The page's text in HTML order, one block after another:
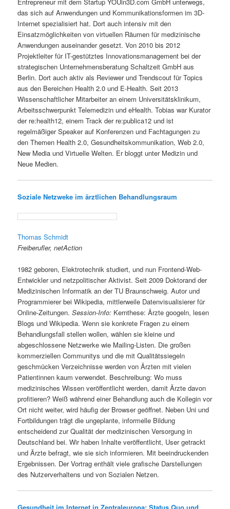
das sich auf Anwendungen und Kommunikationsformen im 3D-
Internet spezialisiert hat. Dort auch intensiv mit den
Einsatzmöglichkeiten von virtuellen Räumen für medizinische
Anwendungen auseinander gesetzt. Von 2010 bis 2012
Projektleiter für IT-gestütztes Innovationsmanagement bei der
strategischen Unternehmensberatung Schaltzeit GmbH aus
Berlin. Dort auch aktiv als Reviewer und Trendscout für Topics
aus den Bereichen Health 2.0 und E-Health. Seit 2013
Wissenschaftlicher Mitarbeiter an einem Universitätsklinikum,
Arbeitsschwerpunkt Telemedizin und eHealth. Tobias war Kurator
der re:health12, einem Track der re:publica12 und ist
regelmäßiger Speaker auf Konferenzen und Fachtagungen zu
den Themen Health 2.0, Gesundheitskommunikation, Web 2.0,
New Media und Virtuelle Welten. Er bloggt unter Medizin und
Neue Medien.
Soziale Netzweke im ärztlichen Behandlungsraum
Thomas Schmidt
Freiberufler, netAction
1982 geboren, Elektrotechnik studiert, und nun Frontend-Web-
Entwickler und netzpolitischer Aktivist. Seit 2009 Doktorand der
Medizinischen Informatik an der TU Braunschweig. Autor und
Programmierer bei Wikipedia, mittlerweile Datenvisualisierer für
Online-Zeitungen.Session-Info: Kernthese: Ärzte googeln, lesen
Blogs und Wikipedia. Wenn sie konkrete Fragen zu einem
Behandlungsfall stellen wollen, wählen sie kleine und
abgeschlossene Netzwerke wie Mailing-Listen. Die großen
kommerziellen Communitys und die mit Qualitätssiegeln
geschmücken Verzeichnisse werden von Ärzten mit vielen
Patientinnen kaum verwendet. Beschreibung: Wo muss
medizinisches Wissen veröffentlicht werden, damit Ärzte davon
profitieren? Weiß während einer Behandlung auch die Kollegin vor
Ort nicht weiter, wird häufig der Browser geöffnet. Neben Uni und
Fortbildungen trägt die ungeplante, informelle Bildung
entscheidend zur Qualität der medizinischen Versorgung in
Deutschland bei. Wir haben Inhalte veröffentlicht, User getrackt
und Ärzte befragt, wie sie sich informieren. Mit beeindruckenden
Ergebnissen. Der Vortrag enthält viele grafische Darstellungen
des Nutzerverhaltens und von Sozialen Netzen.